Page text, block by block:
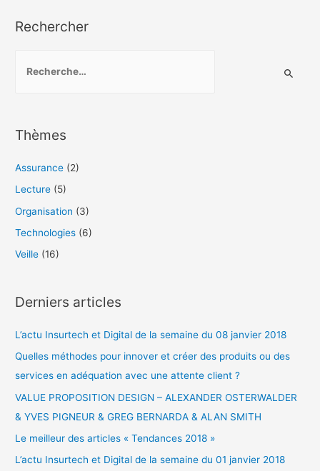
Rechercher
c
h
e
r
Thèmes
Assurance (2)
Lecture (5)
Organisation (3)
Technologies (6)
Veille (16)
Derniers articles
L’actu Insurtech et Digital de la semaine du 08 janvier 2018
Quelles méthodes pour innover et créer des produits ou des
services en adéquation avec une attente client ?
VALUE PROPOSITION DESIGN – ALEXANDER OSTERWALDER
& YVES PIGNEUR & GREG BERNARDA & ALAN SMITH
Le meilleur des articles « Tendances 2018 »
L’actu Insurtech et Digital de la semaine du 01 janvier 2018